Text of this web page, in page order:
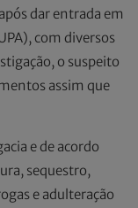
dar entrada em
com diversos
o suspeito
assim que
e de acordo
sequestro,
e adulteração